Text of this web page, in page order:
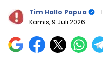
Tim Hallo Papua
-
Kamis, 9 Juli 2026